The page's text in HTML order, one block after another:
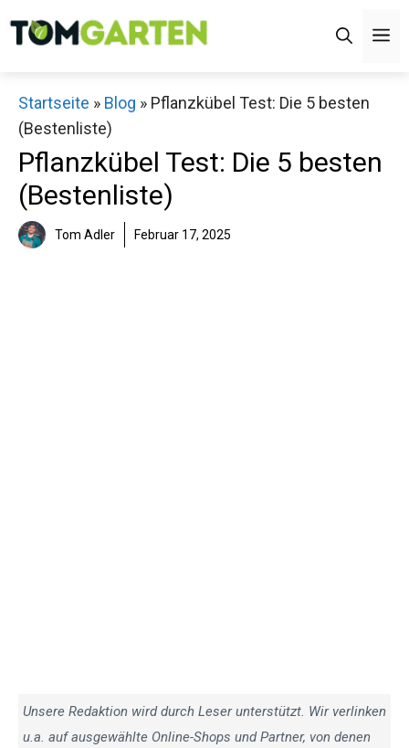
Inhalt
Startseite » Blog » Pflanzkübel Test: Die 5 besten
(Bestenliste)
Pflanzkübel Test: Die 5 besten
(Bestenliste)
Tom Adler Februar 17, 2025
Unsere Redaktion wird durch Leser unterstützt. Wir verlinken
u.a. auf ausgewählte Online-Shops und Partner, von denen